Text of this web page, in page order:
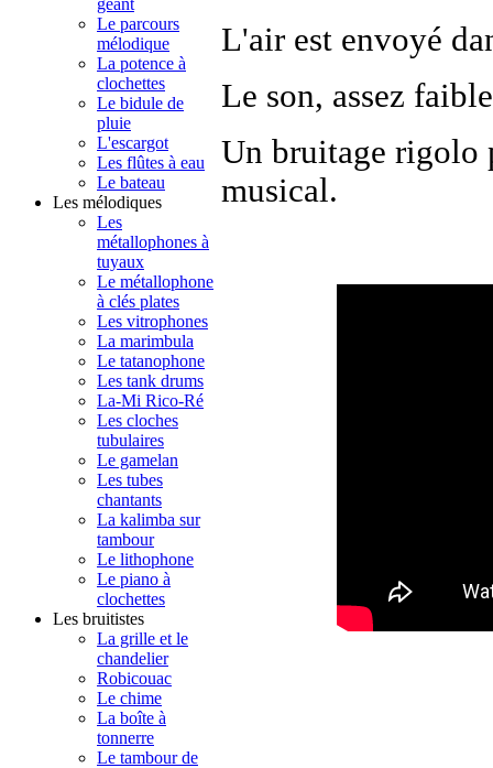
L'air est envoyé
Le son, assez
Un bruitage rigolo
musical.
géant
Le parcours
mélodique
La potence à
clochettes
Le bidule de
pluie
L'escargot
Les flûtes à eau
Le bateau
Les mélodiques
Les
métallophones à
tuyaux
Le métallophone
à clés plates
Les vitrophones
La marimbula
Le tatanophone
Les tank drums
La-Mi Rico-Ré
Les cloches
tubulaires
Le gamelan
Les tubes
chantants
La kalimba sur
tambour
Le lithophone
Le piano à
clochettes
Les bruitistes
La grille et le
chandelier
Robicouac
Le chime
La boîte à
tonnerre
Le tambour de